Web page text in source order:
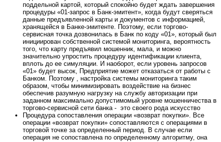
поддельной картой, который спокойно будет ждать завершения
процедуры «01-запрос в Банк-эмитент», когда будут сверяться
данные предъявленной карты и документов с информацией,
хранящейся в Банке-эмитенте. Поэтому, если торгово-
сервисная точка дозвонилась в Банк по коду «01», который был
инициирован собственной системой мониторинга, вероятность
того, что карту предъявил мошенник, мала, и можно
значительно упростить процедуру идентификации клиента,
вплоть до ее симуляции. И наоборот, если уровень запросов
«01» будет высок, Предприятие может отказаться от работы с
Банком. Поэтому , настройка системы мониторинга таким
образом, чтобы минимизировать воздействие на бизнес
обеспечив разумную нагрузку на службу авторизации при
заданном максимально допустимомый уровне мошенничества в
торгово-сервисной сети банка - это своего рода искусство
Процедура сопоставления операции «возврат покупки». Все
операции «возврат покупки» сопоставляются с операциями в
торговой точке за определенный период. В случае если
операция не сопоставлена по определенному алгоритму, она